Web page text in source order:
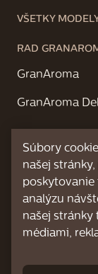
VŠETKY
RAD
GranAroma
GranAroma
Xelsis Deluxe
Xelsis Suprema
Súbory
našej
poskytovanie
analýzu
našej stránky
médiami,